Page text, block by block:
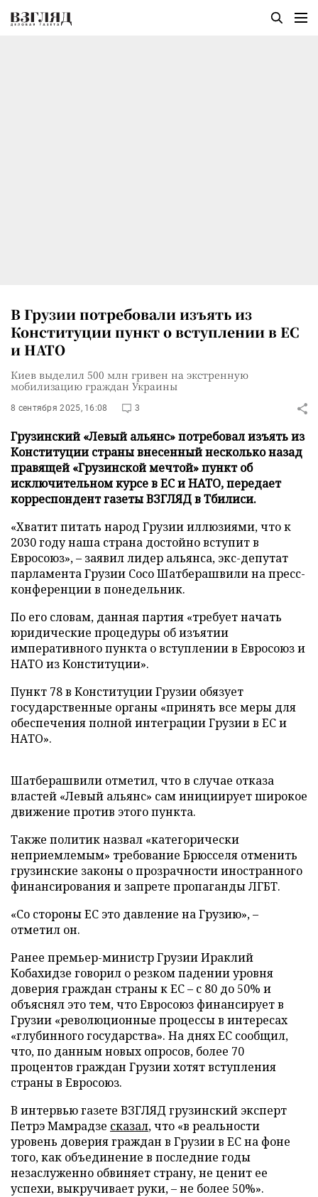
В Грузии потребовали изъять из
Конституции пункт о вступлении в ЕС
и НАТО
Киев выделил 500 млн гривен на экстренную
мобилизацию граждан Украины
8 сентября 2025, 16:08 3
Грузинский «Левый альянс» потребовал изъять из
Конституции страны внесенный несколько назад
правящей «Грузинской мечтой» пункт об
исключительном курсе в ЕС и НАТО, передает
корреспондент газеты ВЗГЛЯД в Тбилиси.
«Хватит питать народ Грузии иллюзиями, что к
2030 году наша страна достойно вступит в
Евросоюз», – заявил лидер альянса, экс-депутат
парламента Грузии Сосо Шатберашвили на пресс-
конференции в понедельник.
По его словам, данная партия «требует начать
юридические процедуры об изъятии
императивного пункта о вступлении в Евросоюз и
НАТО из Конституции».
Пункт 78 в Конституции Грузии обязует
государственные органы «принять все меры для
обеспечения полной интеграции Грузии в ЕС и
НАТО».
Шатберашвили отметил, что в случае отказа
властей «Левый альянс» сам инициирует широкое
движение против этого пункта.
Также политик назвал «категорически
неприемлемым» требование Брюсселя отменить
грузинские законы о прозрачности иностранного
финансирования и запрете пропаганды ЛГБТ.
«Со стороны ЕС это давление на Грузию», –
отметил он.
Ранее премьер-министр Грузии Ираклий
Кобахидзе говорил о резком падении уровня
доверия граждан страны к ЕС – с 80 до 50% и
объяснял это тем, что Евросоюз финансирует в
Грузии «революционные процессы в интересах
«глубинного государства». На днях ЕС сообщил,
что, по данным новых опросов, более 70
процентов граждан Грузии хотят вступления
страны в Евросоюз.
В интервью газете ВЗГЛЯД грузинский эксперт
Петрэ Мамрадзе сказал, что «в реальности
уровень доверия граждан в Грузии в ЕС на фоне
того, как объединение в последние годы
незаслуженно обвиняет страну, не ценит ее
успехи, выкручивает руки, – не более 50%».